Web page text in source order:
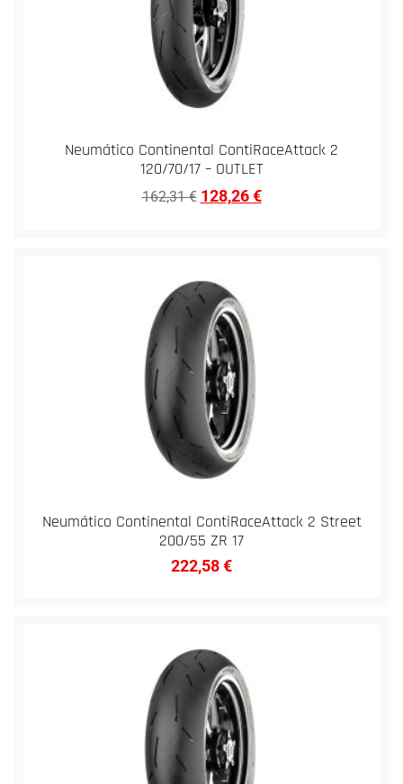
Neumático Continental ContiRaceAttack 2
120/70/17 – OUTLET
162,31€ 128,26€
Neumático Continental ContiRaceAttack 2 Street
200/55 ZR 17
222,58€